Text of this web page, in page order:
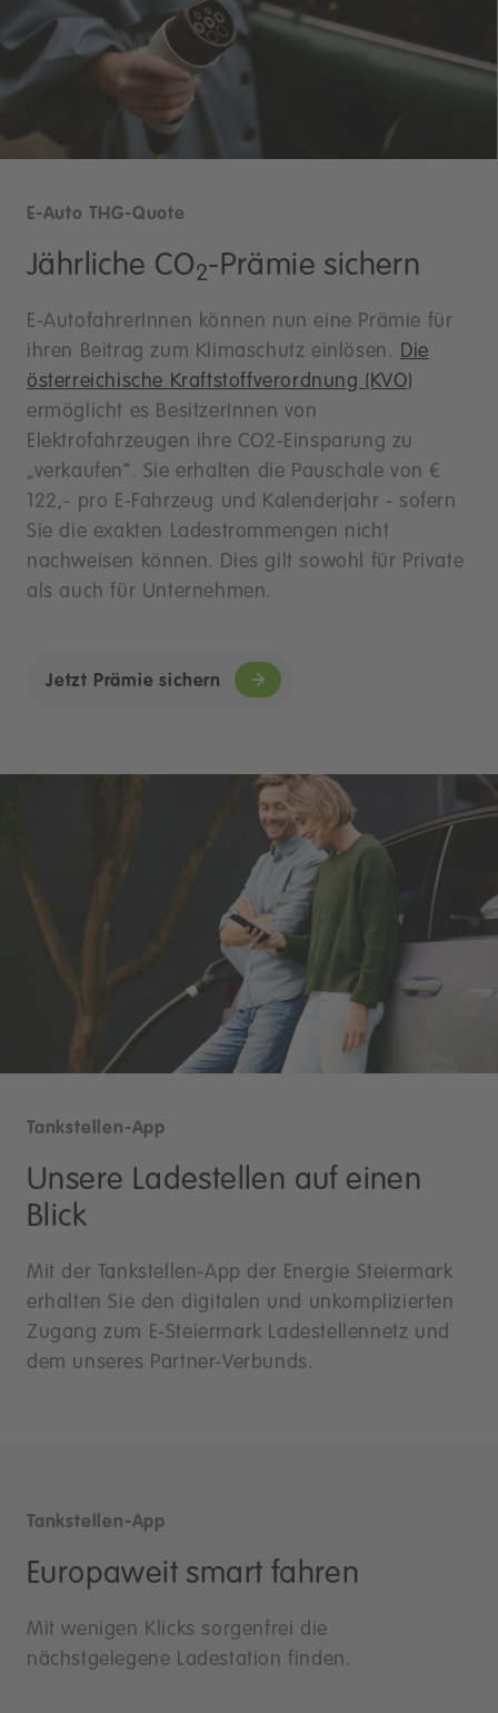
E-Auto THG-Quote
Jährliche CO2-Prämie sichern
E-AutofahrerInnen können nun eine Prämie für
ihren Beitrag zum Klimaschutz einlösen.
Die
österreichische Kraftstoffverordnung (KVO)
ermöglicht es BesitzerInnen von
Elektrofahrzeugen ihre CO2-Einsparung zu
„verkaufen“. Sie erhalten die Pauschale von €
122,- pro E-Fahrzeug und Kalenderjahr - sofern
Sie die exakten Ladestrommengen nicht
nachweisen können. Dies gilt sowohl für Private
als auch für Unternehmen.
Jetzt Prämie sichern
Tankstellen-App
Unsere Ladestellen auf einen
Blick
Mit der Tankstellen-App der Energie Steiermark
erhalten Sie den digitalen und unkomplizierten
Zugang zum E-Steiermark Ladestellennetz und
dem unseres Partner-Verbunds.
Tankstellen-App
Europaweit smart fahren
Mit wenigen Klicks sorgenfrei die
nächstgelegene Ladestation finden.